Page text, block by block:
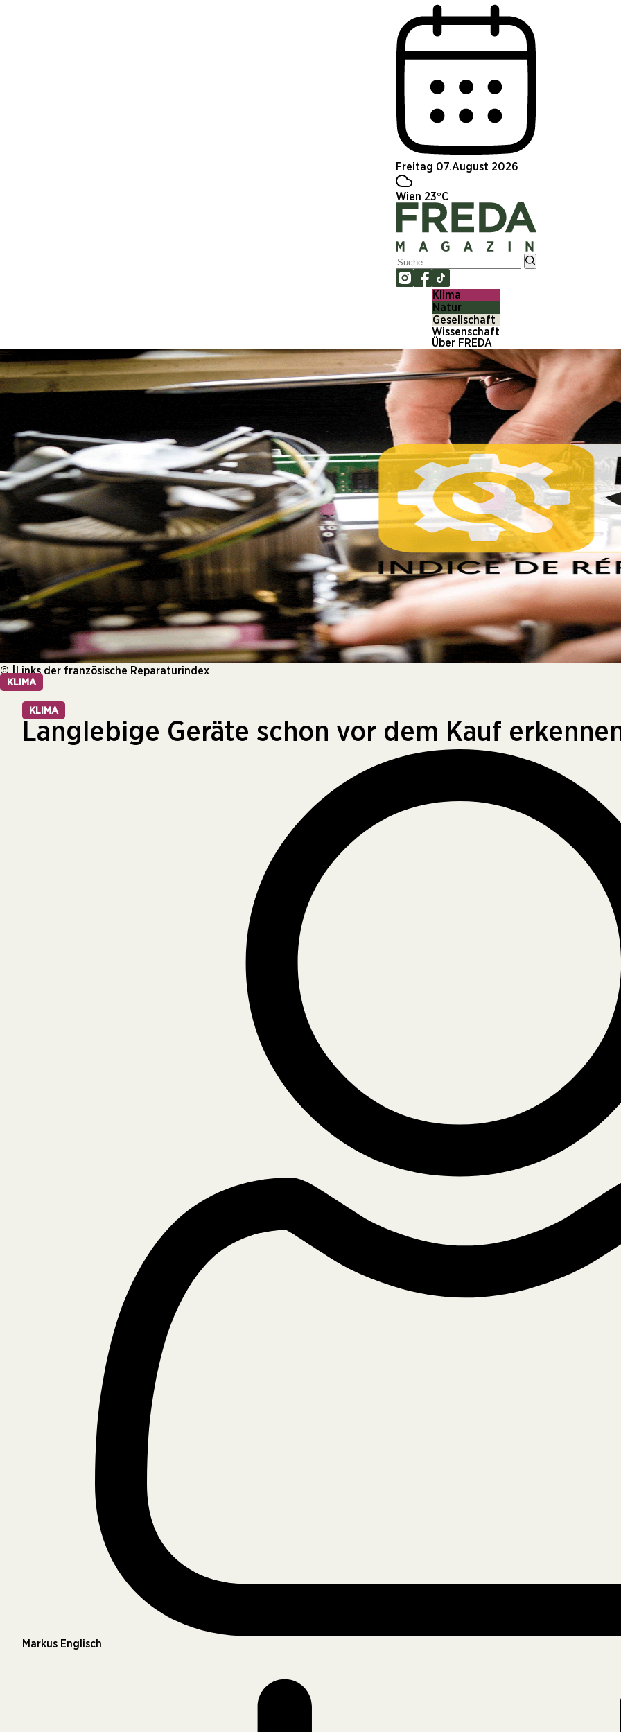
Freitag 07.August 2026
Wien 23°C
Klima
Natur
Gesellschaft
Wissenschaft
Über FREDA
© |Links der französische Reparaturindex
KLIMA
KLIMA
Langlebige Geräte schon vor dem Kauf
Markus Englisch